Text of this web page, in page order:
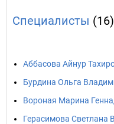
Специалисты
Аббасова Айнур
Бурдина Ольга
Вороная Марина
Герасимова Светлана